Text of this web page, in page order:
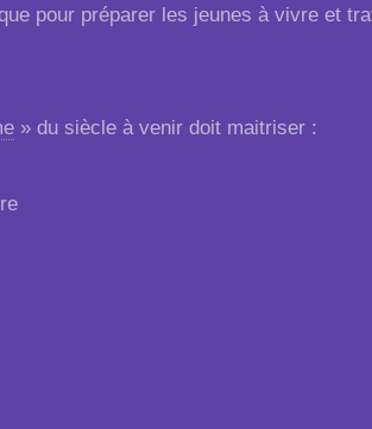
pour préparer les jeunes à vivre et
» du siècle à venir doit maitriser :